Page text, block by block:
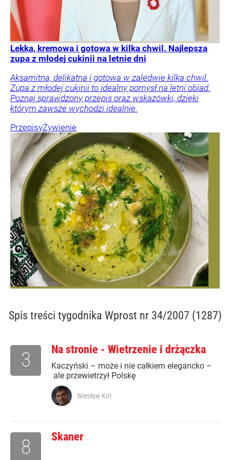
Lekka, kremowa i gotowa w kilka chwil. Najlepsza
zupa z młodej cukinii na letnie dni
Aksamitna, delikatna i gotowa w zaledwie kilka chwil.
Zupa z młodej cukinii to idealny pomysł na letni obiad.
Poznaj sprawdzony przepis oraz wskazówki, dzięki
którym zawsze wychodzi idealnie.
PrzepisyŻywienie
Spis treści tygodnika Wprost nr 34/2007 (1287)
Na stronie - Wietrzenie i drżączka
Kaczyński – może i nie całkiem elegancko –
ale przewietrzył Polskę
3
Wiesław Kot
Skaner
8